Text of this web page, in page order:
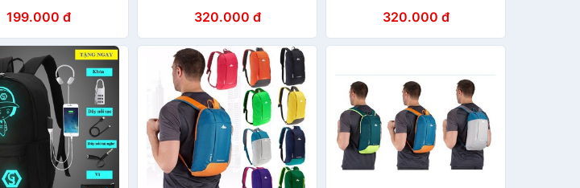
199.000 đ 320.000 đ 320.000 đ